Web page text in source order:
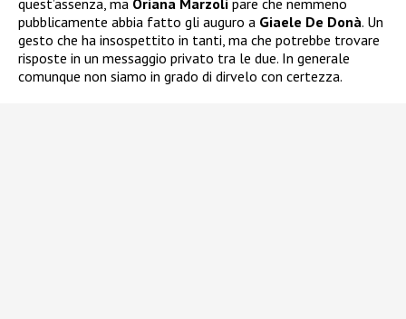
quest’assenza, ma Oriana Marzoli pare che nemmeno
pubblicamente abbia fatto gli auguro a Giaele De Donà. Un
gesto che ha insospettito in tanti, ma che potrebbe trovare
risposte in un messaggio privato tra le due. In generale
comunque non siamo in grado di dirvelo con certezza.